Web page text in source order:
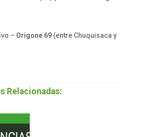
– Origone 69(entre Chuquisaca y
Relacionadas: